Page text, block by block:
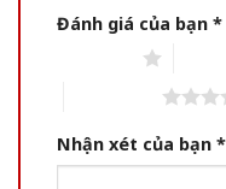
Đánh giá của bạn *
Nhận xét của bạn *